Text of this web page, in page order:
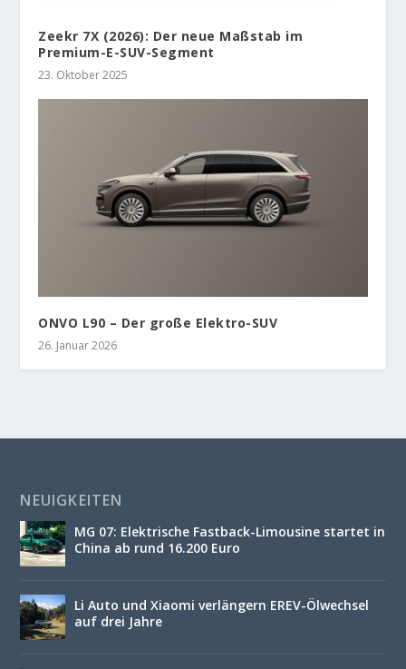
Zeekr 7X (2026): Der neue Maßstab im
Premium-E-SUV-Segment
23. Oktober 2025
ONVO L90 – Der große Elektro-SUV
26. Januar 2026
NEUIGKEITEN
MG 07: Elektrische Fastback-Limousine startet in
China ab rund 16.200 Euro
Li Auto und Xiaomi verlängern EREV-Ölwechsel
auf drei Jahre